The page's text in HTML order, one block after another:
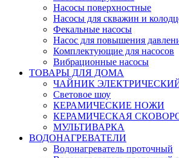
Насосы поверхностные
Насосы для скважин и
Фекальные насосы
Насос для повышения
Комплектующие для насосов
Вибрационные насосы
ТОВАРЫ ДЛЯ ДОМА
ЧАЙНИК
Световое шоу
КЕРАМИЧЕСКИЕ НОЖИ
КЕРАМИЧЕСКАЯ
МУЛЬТИВАРКА
ВОДОНАГРЕВАТЕЛИ
Водонагреватель проточный